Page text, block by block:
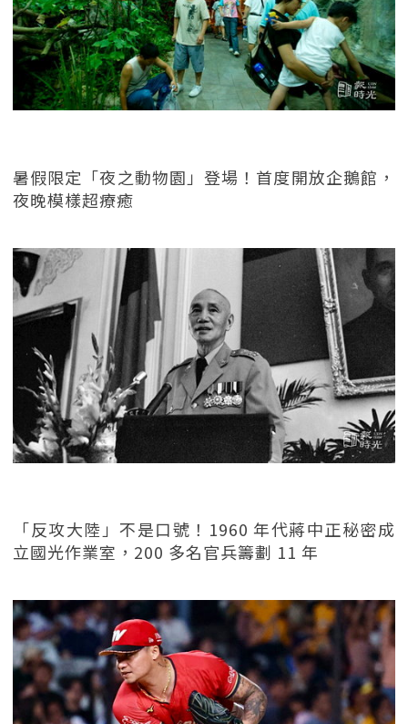
暑假限定「夜之動物園」登場！首度開放企鵝館，
夜晚模樣超療癒
「反攻大陸」不是口號！1960 年代蔣中正秘密成
立國光作業室，200 多名官兵籌劃 11 年